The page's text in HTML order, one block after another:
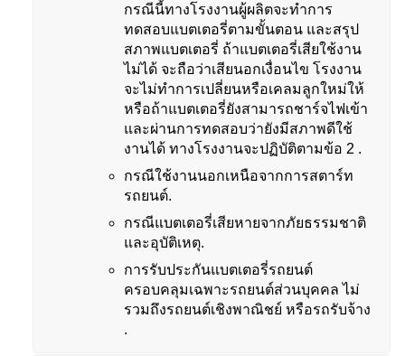
กรณีนี้ทางโรงงานผู้ผลิตจะทำการ
ทดสอบแบตเตอรี่ตามขั้นตอน และสรุป
สภาพแบตเตอรี่ ถ้าแบตเตอรี่เสียใช้งาน
ไม่ได้ จะถือว่าเสียนอกเงื่อนไข โรงงาน
จะไม่ทำการเปลี่ยนหรือเคลมลูกใหม่ให้
หรือถ้าแบตเตอรี่ยังสามารถชาร์จไฟเข้า
และผ่านการทดสอบว่ายังมีสภาพดีใช้
งานได้ ทางโรงงานจะปฏิบัติตามข้อ 2 .
กรณีใช้งานนอกเหนือจากการสตาร์ท
รถยนต์.
กรณีแบตเตอรี่เสียหายจากภัยธรรมชาติ
และอุบัติเหตุ.
การรับประกันแบตเตอรี่รถยนต์
ครอบคลุมเฉพาะรถยนต์ส่วนบุคคล ไม่
รวมถึงรถยนต์เชิงพาณิชย์ หรือรถรับจ้าง
.